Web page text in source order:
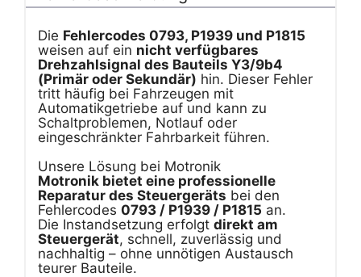
Die Fehlercodes 0793, P1939 und P1815
weisen auf ein nicht verfügbares
Drehzahlsignal des Bauteils Y3/9b4
(Primär oder Sekundär) hin. Dieser Fehler
tritt häufig bei Fahrzeugen mit
Automatikgetriebe auf und kann zu
Schaltproblemen, Notlauf oder
eingeschränkter Fahrbarkeit führen.
Unsere Lösung bei Motronik
Motronik bietet eine professionelle
Reparatur des Steuergeräts bei den
Fehlercodes 0793 / P1939 / P1815 an.
Die Instandsetzung erfolgt direkt am
Steuergerät, schnell, zuverlässig und
nachhaltig – ohne unnötigen Austausch
teurer Bauteile.